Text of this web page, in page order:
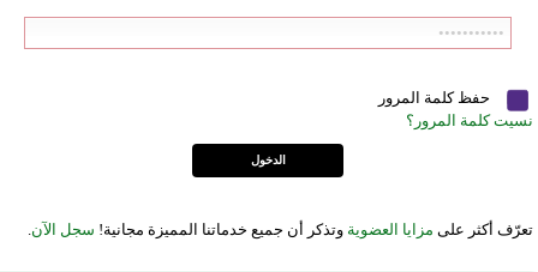
حفظ كلمة المرور
نسيت كلمة المرور؟
تعرّف أكثر على مزايا العضوية وتذكر أن جميع خدماتنا المميزة مجانية! سجل الآن